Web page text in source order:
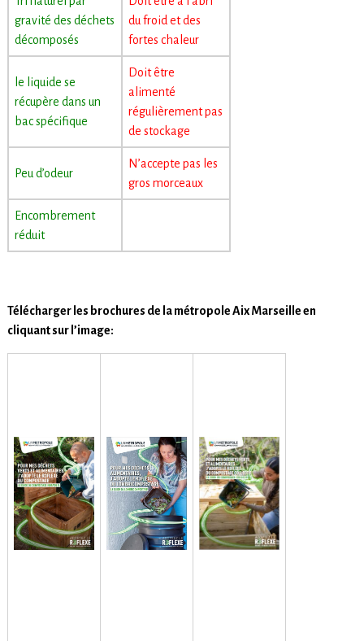
gravité des déchets
décomposés
du froid et des
fortes chaleur
le liquide se
récupère dans un
bac spécifique
Doit être
alimenté
régulièrement pas
de stockage
Peu d’odeur
N’accepte pas les
gros morceaux
Encombrement
réduit
Télécharger les brochures de la métropole Aix Marseille en
cliquant sur l’image: